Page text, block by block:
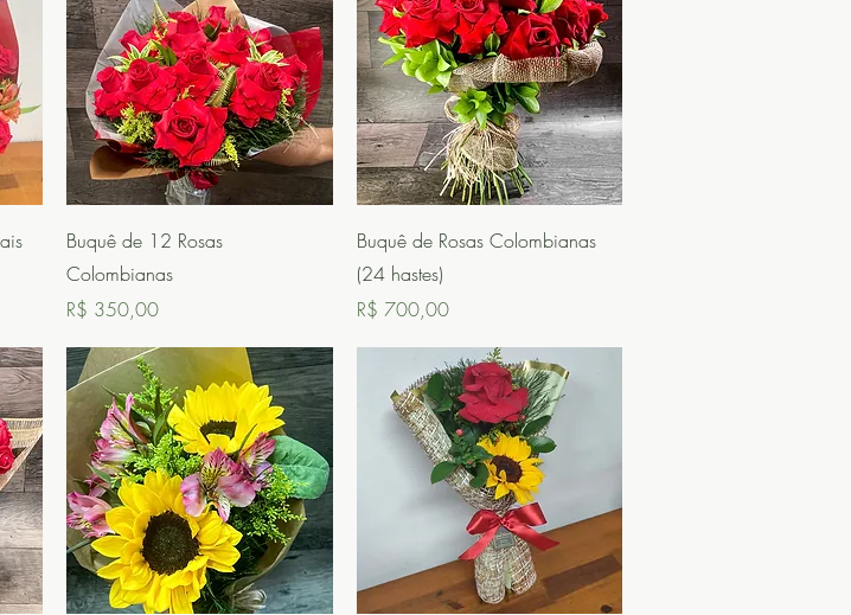
Visualização rápida
Buquê de 12 Rosas
Colombianas
Preço
R$ 350,00
Visualização rápida
Buquê de Rosas Colombianas
(24 hastes)
Preço
R$ 700,00